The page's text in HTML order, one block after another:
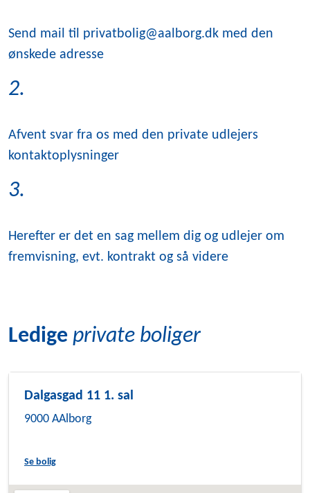
Send mail til privatbolig@aalborg.dk med den
ønskede adresse
2.
Afvent svar fra os med den private udlejers
kontaktoplysninger
3.
Herefter er det en sag mellem dig og udlejer om
fremvisning, evt. kontrakt og så videre
Ledige private boliger
Dalgasgad 11 1. sal
9000 AAlborg
Se bolig